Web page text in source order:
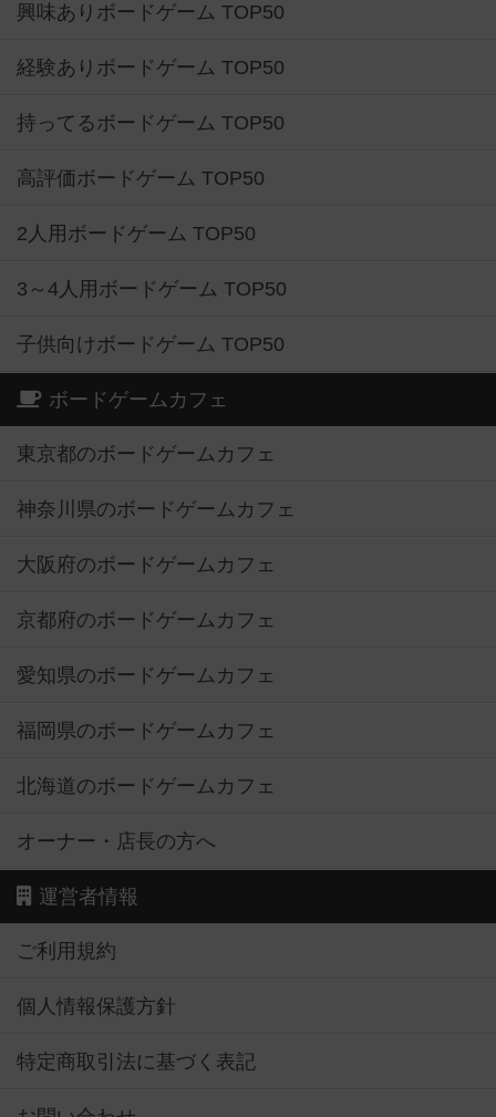
興味ありボードゲーム TOP50
経験ありボードゲーム TOP50
持ってるボードゲーム TOP50
高評価ボードゲーム TOP50
2人用ボードゲーム TOP50
3～4人用ボードゲーム TOP50
子供向けボードゲーム TOP50
ボードゲームカフェ
東京都のボードゲームカフェ
神奈川県のボードゲームカフェ
大阪府のボードゲームカフェ
京都府のボードゲームカフェ
愛知県のボードゲームカフェ
福岡県のボードゲームカフェ
北海道のボードゲームカフェ
オーナー・店長の方へ
運営者情報
ご利用規約
個人情報保護方針
特定商取引法に基づく表記